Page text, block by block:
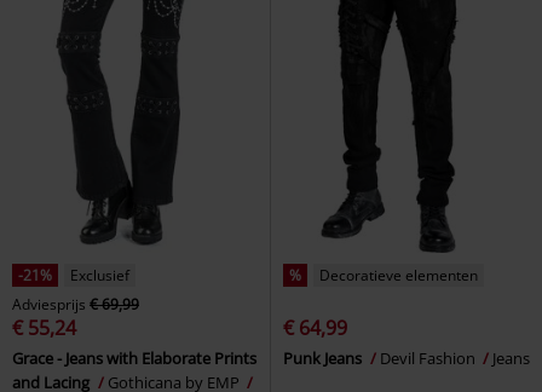
-21%
Exclusief
Adviesprijs € 69,99
€ 55,24
Grace - Jeans with Elaborate Prints
and Lacing
Gothicana by EMP
% Decoratieve elementen
€ 64,99
Punk Jeans Devil Fashion Jeans